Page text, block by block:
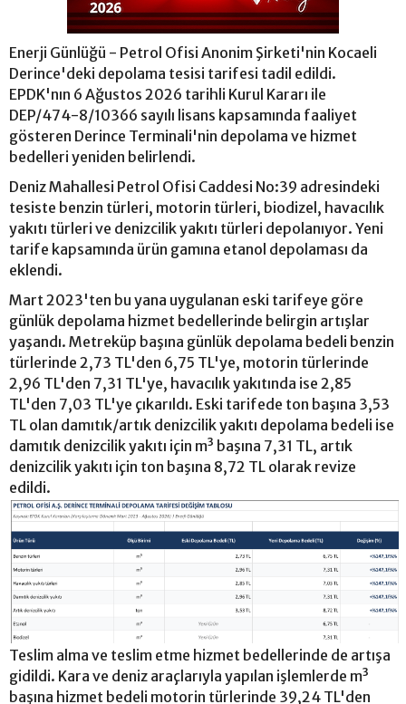
Enerji Günlüğü - Petrol Ofisi Anonim Şirketi'nin Kocaeli
Derince'deki depolama tesisi tarifesi tadil edildi.
EPDK'nın 6 Ağustos 2026 tarihli Kurul Kararı ile
DEP/474-8/10366 sayılı lisans kapsamında faaliyet
gösteren Derince Terminali'nin depolama ve hizmet
bedelleri yeniden belirlendi.
Deniz Mahallesi Petrol Ofisi Caddesi No:39 adresindeki
tesiste benzin türleri, motorin türleri, biodizel, havacılık
yakıtı türleri ve denizcilik yakıtı türleri depolanıyor. Yeni
tarife kapsamında ürün gamına etanol depolaması da
eklendi.
Mart 2023'ten bu yana uygulanan eski tarifeye göre
günlük depolama hizmet bedellerinde belirgin artışlar
yaşandı. Metreküp başına günlük depolama bedeli benzin
türlerinde 2,73 TL'den 6,75 TL'ye, motorin türlerinde
2,96 TL'den 7,31 TL'ye, havacılık yakıtında ise 2,85
TL'den 7,03 TL'ye çıkarıldı. Eski tarifede ton başına 3,53
TL olan damıtık/artık denizcilik yakıtı depolama bedeli ise
damıtık denizcilik yakıtı için m³ başına 7,31 TL, artık
denizcilik yakıtı için ton başına 8,72 TL olarak revize
edildi.
Teslim alma ve teslim etme hizmet bedellerinde de artışa
gidildi. Kara ve deniz araçlarıyla yapılan işlemlerde m³
başına hizmet bedeli motorin türlerinde 39,24 TL'den